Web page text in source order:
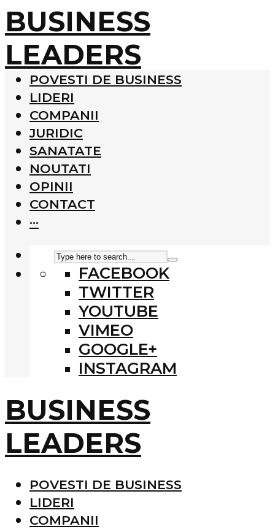
BUSINESS
LEADERS
POVESTI DE BUSINESS
LIDERI
COMPANII
JURIDIC
SANATATE
NOUTATI
OPINII
CONTACT
···
FACEBOOK
TWITTER
YOUTUBE
VIMEO
GOOGLE+
INSTAGRAM
BUSINESS
LEADERS
POVESTI DE BUSINESS
LIDERI
COMPANII